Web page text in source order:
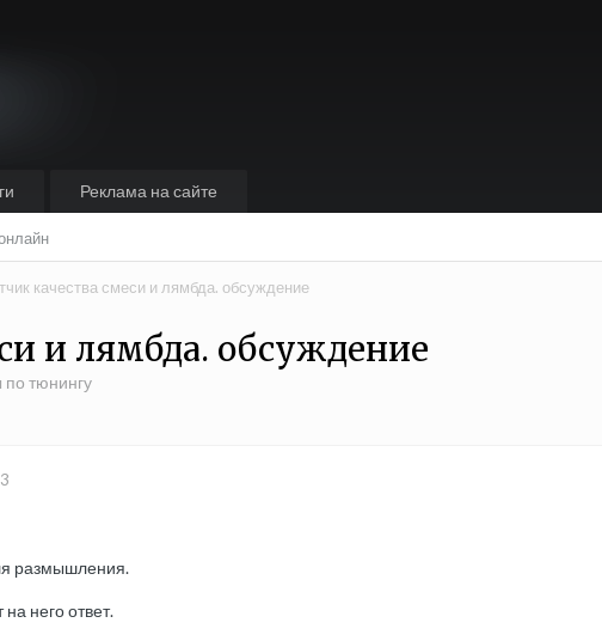
Реклама на сайте
качества смеси и лямбда. обсуждение
и лямбда. обсуждение
тюнингу
размышления.
него ответ.